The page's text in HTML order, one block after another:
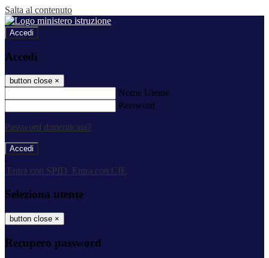
Salta al contenuto
Accedi
Accedi
button close ×
Nome Utente
Password
Password dimenticata?
-
Entra con SPID
Entra con CIE
Seleziona utente
button close ×
Recupero password